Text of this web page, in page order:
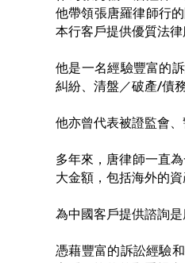
他帶領張唐羅律師行
本行客戶提供優質法律
他是一名經驗豐富的
糾紛、清盤／破產/債
他亦曾代表被證監會
多年來，唐律師一直
大金額，包括海外的
為中國客戶提供諮詢
憑藉豐富的訴訟經驗